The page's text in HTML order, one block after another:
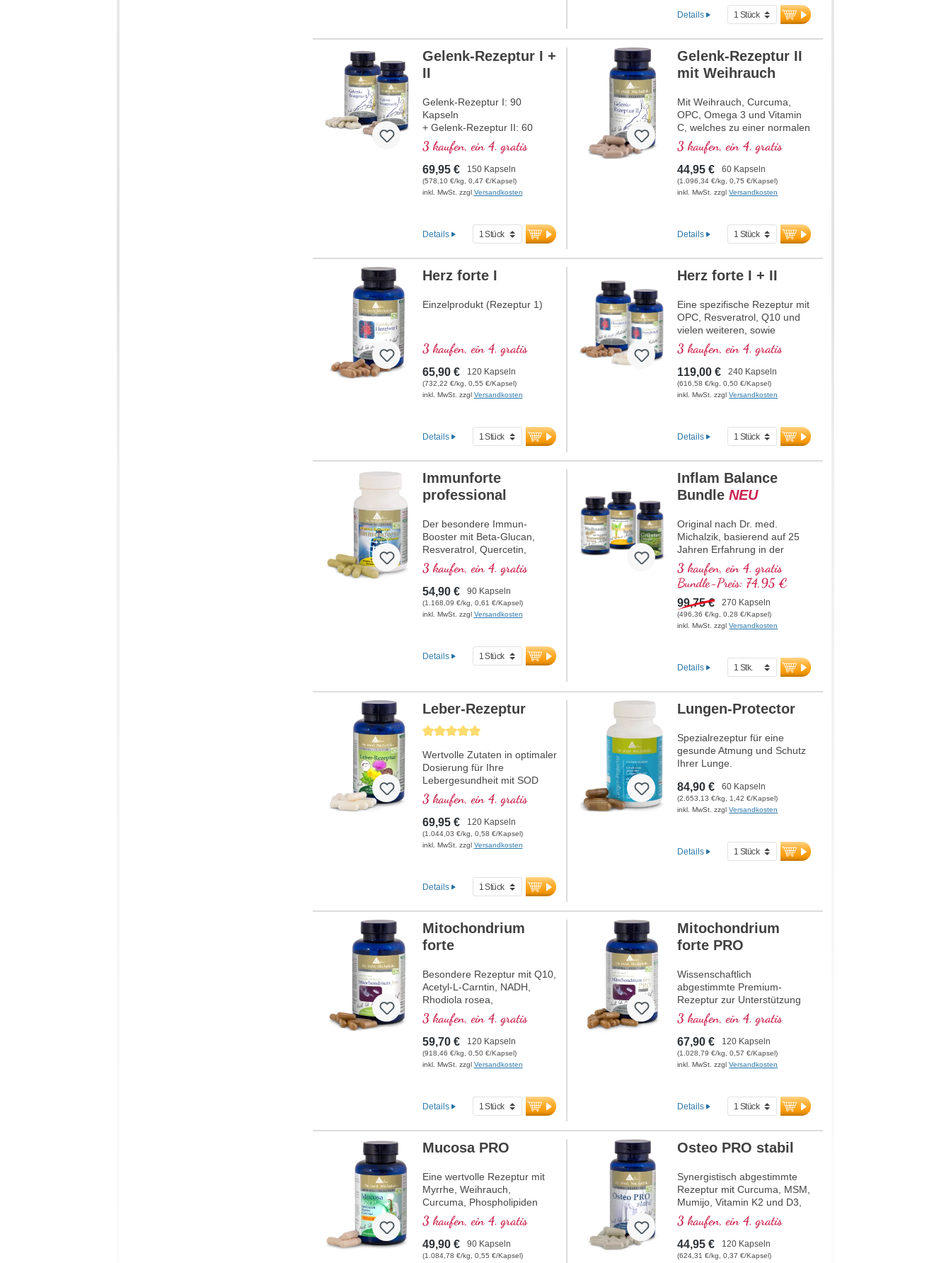
Details
Gelenk-Rezeptur I +
II
Gelenk-Rezeptur I: 90
Kapseln
+ Gelenk-Rezeptur II: 60
Kapseln
3 kaufen, ein 4. gratis
69,95 € 150 Kapseln
(578,10 €/kg, 0,47 €/Kapsel)
inkl. MwSt. zzgl Versandkosten
Details
Gelenk-Rezeptur II
mit Weihrauch
Mit Weihrauch, Curcuma,
OPC, Omega 3 und Vitamin
C, welches zu einer normalen
Kollagenbildung für eine
normale Knorpelfunktion
beiträgt. Zur spezifischen
Versorgung der knorpeligen
Gelenkstrukturen.
3 kaufen, ein 4. gratis
44,95 € 60 Kapseln
(1.096,34 €/kg, 0,75 €/Kapsel)
inkl. MwSt. zzglVersandkosten
Details
Herz forte I
Einzelprodukt (Rezeptur 1)
3 kaufen, ein 4. gratis
65,90 € 120 Kapseln
(732,22 €/kg, 0,55 €/Kapsel)
inkl. MwSt. zzgl Versandkosten
Details
Herz forte I + II
Eine spezifische Rezeptur mit
OPC, Resveratrol, Q10 und
vielen weiteren, sowie
Thiamin, welches zu einer
normalen Herzfunktion
beiträgt. (Rezeptur 1 und
Rezeptur 2)
3 kaufen, ein 4. gratis
119,00 € 240 Kapseln
(616,58 €/kg, 0,50 €/Kapsel)
inkl. MwSt. zzglVersandkosten
Details
Immunforte
professional
Der besondere Immun-
Booster mit Beta-Glucan,
Resveratrol, Quercetin,
Rhodiola rosea, Curcuma
longa-Extrakt, EGCG, und
Piperin-Extrakt. Vitamin D3,
Vitamin C, Selen und Zink
tragen zu einer normalen
3 kaufen, ein 4. gratis
54,90 € 90 Kapseln
(1.168,09 €/kg, 0,61 €/Kapsel)
inkl. MwSt. zzgl Versandkosten
Details
Inflam Balance
BundleNEU
Original nach Dr. med.
Michalzik, basierend auf 25
Jahren Erfahrung in der
Entwicklung hochwertiger
Naturstoffkombinationen.
Kombination aus drei
hochreinen
Pflanzenextrakten: Grüntee-
Extrakt mit 98 %
95 % Curcuminoiden in
Lecithin-Matrix sowie
Weihrauch-Extrakt (Boswellia
serrata) mit 85 %
Boswelliasäuren. Die
Verbindung dieser
standardisierten Extrakte
vereint hochwertige Rohstoffe
gleichbleibender Reinheit.
mehr Informationen zum
3 kaufen, ein 4. gratis
Bundle-Preis: 74,95 €
99,75 € 270 Kapseln
(496,36 €/kg, 0,28 €/Kapsel)
inkl. MwSt. zzglVersandkosten
Details
Durchschnittliche Bewertung von 5 von 5 Sternen
Leber-Rezeptur
Wertvolle Zutaten in optimaler
Dosierung für Ihre
Lebergesundheit mit SOD
aus Melonenextrakt.
3 kaufen, ein 4. gratis
69,95 € 120 Kapseln
(1.044,03 €/kg, 0,58 €/Kapsel)
inkl. MwSt. zzgl Versandkosten
Details
Lungen-Protector
Spezialrezeptur für eine
gesunde Atmung und Schutz
Ihrer Lunge.
84,90 € 60 Kapseln
(2.653,13 €/kg, 1,42 €/Kapsel)
inkl. MwSt. zzglVersandkosten
Details
Mitochondrium
forte
Besondere Rezeptur mit Q10,
Acetyl-L-Carntin, NADH,
Rhodiola rosea,
Phosphatidylserin, Glutathion,
Cordyceps und Kupfer,
welches zu einem normalen
Stoffwechsel zur
Energiegewinnung beiträgt (in
3 kaufen, ein 4. gratis
59,70 € 120 Kapseln
(918,46 €/kg, 0,50 €/Kapsel)
inkl. MwSt. zzgl Versandkosten
Details
Mitochondrium
forte PRO
Wissenschaftlich
abgestimmte Premium-
Rezeptur zur Unterstützung
des Energiestoffwechsels,
Zellgesundheit und die
Zellatmung in den
Mitochondrien. Enthält
Resveratrol, OPC, Q10,
Energiestoffwechsels sowie
bioaktive Folsäure
direkt verwendet werden
kann. Mit R-Alpha-Liponsäure
Lipoat-Form. Vegan,
gentechnikfrei und in
Deutschland produziert.
Aluminiumfreie Versiegelung
und über 20 Jahre Erfahrung
garantieren höchste Qualität.
Von Ärzten entwickelt.
3 kaufen, ein 4. gratis
67,90 € 120 Kapseln
(1.028,79 €/kg, 0,57 €/Kapsel)
inkl. MwSt. zzglVersandkosten
Details
Mucosa PRO
Eine wertvolle Rezeptur mit
Myrrhe, Weihrauch,
Curcuma, Phospholipiden
und Niacin, welches zur
Aufrechterhaltung normaler
Schleimhäute beiträgt.
3 kaufen, ein 4. gratis
49,90 € 90 Kapseln
(1.084,78 €/kg, 0,55 €/Kapsel)
Osteo PRO stabil
Synergistisch abgestimmte
Rezeptur mit Curcuma, MSM,
Mumijo, Vitamin K2 und D3,
eingebettet in wertvollen
Phospholipiden. Sango-
Koralle mit Magnesium und
Calcium, welches zum Erhalt
3 kaufen, ein 4. gratis
44,95 € 120 Kapseln
(624,31 €/kg, 0,37 €/Kapsel)